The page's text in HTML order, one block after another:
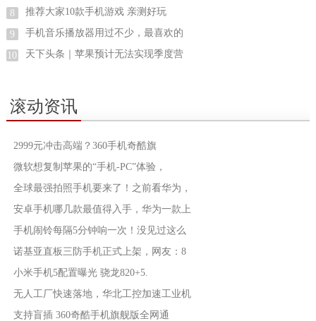
8 推荐大家10款手机游戏 亲测好玩
9 手机音乐播放器用过不少，最喜欢的
10 天下头条｜苹果预计无法实现季度营
滚动资讯
2999元冲击高端？360手机奇酷旗
微软想复制苹果的“手机-PC”体验，
全球最强拍照手机要来了！之前看华为，
安卓手机哪几款最值得入手，华为一款上
手机闹铃每隔5分钟响一次！没见过这么
诺基亚直板三防手机正式上架，网友：8
小米手机5配置曝光 骁龙820+5.
无人工厂快速落地，华北工控加速工业机
支持盲插 360奇酷手机旗舰版全网通